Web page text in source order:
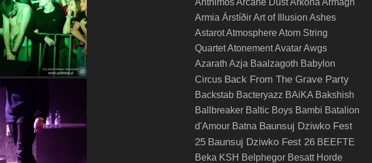
AnthimosArcane DustArkona Armagh
Armia ÁrstíðirArt of Illusion Ashes
AstarotAtmosphereAtom String
QuartetAtonementAvatarAwgs
Azarath Azja Baalzagoth Babylon
Circus Back From The Grave Party
Backstab Bacteryazz BAiKA Bakshish
Ballbreaker Baltic Boys Bambi Batalion
d'Amour Batna Baunsuj Dziwko Fest
25 Baunsuj Dziwko Fest 26 BEEFTE
Beka KSH Belphegor Besatt Horde